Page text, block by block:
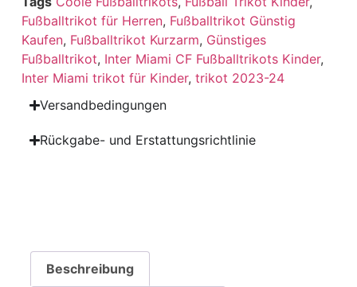
Fußballtrikot für Herren, Fußballtrikot Günstig
Kaufen, Fußballtrikot Kurzarm, Günstiges
Fußballtrikot, Inter Miami CF Fußballtrikots Kinder,
Inter Miami trikot für Kinder, trikot 2023-24
Versandbedingungen
Rückgabe- und Erstattungsrichtlinie
Beschreibung